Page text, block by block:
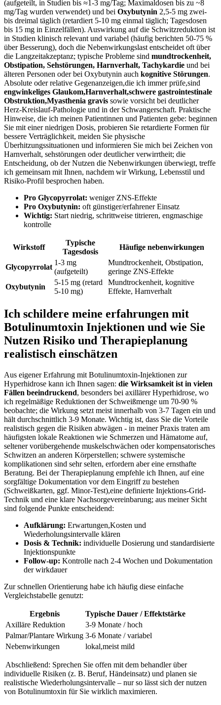
(aufgeteilt, in ‍Studien bis ≈1-3 mg/Tag;⁤ Maximaldosen bis zu ~8
mg/Tag wurden verwendet)​ und bei Oxybutynin 2,5-5 mg zwei‑
bis dreimal ​täglich (retardiert 5-10 ⁣mg einmal täglich; Tagesdosen
bis 15 mg⁤ in⁣ Einzelfällen). Auswirkung auf⁤ die‌ Schwitzreduktion ist
in ‌Studien klinisch relevant und variabel ⁢(häufig ​berichten 50-75‍ %
über Besserung), doch​ die Nebenwirkungslast entscheidet oft über
die Langzeitakzeptanz; typische Probleme sind mundtrockenheit,
Obstipation,⁤ Sehstörungen,⁤ Harnverhalt, Tachykardie ⁤und ⁤bei
älteren Personen oder bei Oxybutynin auch kognitive Störungen.⁣
Absolute ⁤oder relative Gegenanzeigen,die ‍ich immer prüfe,sind
engwinkeliges Glaukom,Harnverhalt,schwere ‌gastrointestinale
‌Obstruktion,Myasthenia‌ gravis sowie vorsicht bei​ deutlicher
Herz‑Kreislauf‑Pathologie und in der⁣ Schwangerschaft. Praktische
Hinweise, die ich meinen ⁢Patientinnen ⁣und Patienten ⁤gebe: beginnen
⁣Sie mit ‌einer ⁣niedrigen ‌Dosis, probieren Sie retardierte Formen für
bessere Verträglichkeit, meiden Sie physische
Überhitzungssituationen und informieren Sie⁢ mich bei Zeichen ​von
Harnverhalt, sehstörungen oder deutlicher verwirrtheit; ⁢die
Entscheidung,‌ ob ⁢der Nutzen ‍die Nebenwirkungen überwiegt, treffe‌
ich gemeinsam mit Ihnen, nachdem wir Wirkung, Lebensstil ​und
Risiko‑Profil besprochen haben.
Pro ‍Glycopyrrolat: weniger ZNS‑Effekte
Pro Oxybutynin: oft günstiger/erfahrener Einsatz
Wichtig: Start niedrig, schrittweise titrieren, engmaschige⁤
kontrolle
Wirkstoff
Typische
Tagesdosis
Häufige nebenwirkungen
Glycopyrrolat
1-3 ‌mg
(aufgeteilt)
Mundtrockenheit, Obstipation,
geringe ​ZNS‑Effekte
Oxybutynin
5-15 mg (retard
5-10 ⁣mg)
Mundtrockenheit, kognitive
Effekte, ⁤Harnverhalt
Ich schildere meine erfahrungen mit
Botulinumtoxin ⁢Injektionen und wie Sie
Nutzen Risiko und Therapieplanung
realistisch einschätzen
Aus eigener ⁤Erfahrung ⁤mit Botulinumtoxin-Injektionen zur⁢
Hyperhidrose kann ich ​Ihnen sagen: die Wirksamkeit ist⁢ in vielen
Fällen beeindruckend, besonders bei axillärer⁣ Hyperhidrose, wo⁣
ich regelmäßige Reduktionen der Schweißmenge um 70-90 %
beobachte; ⁣die Wirkung setzt meist innerhalb von 3-7​ Tagen⁤ ein und⁣
hält durchschnittlich 3-9 Monate. ​Wichtig ist, dass ⁤Sie die⁣ Vorteile
realistisch gegen die Risiken abwägen -​ in meiner ‍Praxis traten am
häufigsten lokale‍ Reaktionen wie ‍Schmerzen ⁢und Hämatome auf,‍
seltener vorübergehende muskelschwächen oder kompensatorisches
⁤Schwitzen ‌an anderen⁢ Körperstellen; ⁣schwere systemische
komplikationen sind sehr selten, erfordern aber‌ eine⁢ ernsthafte
Beratung.​ Bei der Therapieplanung‌ empfehle ich ⁢Ihnen, auf ⁣eine
‌sorgfältige Dokumentation vor dem Eingriff zu ​bestehen
(Schweißkarten, ggf. Minor-Test),eine definierte Injektions-Grid-
Technik‌ und eine​ klare​ Nachsorgevereinbarung; aus meiner Sicht ​
sind folgende Punkte entscheidend: ‌
Aufklärung: Erwartungen,Kosten und
Wiederholungsintervalle⁢ klären
Dosis ‍&⁢ Technik: individuelle‌ Dosierung und standardisierte‍
Injektionspunkte
Follow-up: Kontrolle nach 2-4 Wochen und Dokumentation
der⁢ wirkdauer
Zur schnellen Orientierung habe ich häufig diese einfache
Vergleichstabelle genutzt:
Ergebnis
Typische Dauer / Effektstärke
Axilläre⁤ Reduktion
3-9 Monate / hoch
Palmar/Plantare Wirkung 3-6 Monate /‍ variabel
Nebenwirkungen
lokal,meist mild
‌ Abschließend: Sprechen⁢ Sie offen mit dem behandler über
individuelle Risiken (z. B. Beruf, ⁤Händeinsatz) und planen sie
realistische⁣ Wiederholungsintervalle – nur so⁣ lässt ‌sich der ⁣nutzen
von Botulinumtoxin für Sie ‌wirklich maximieren.